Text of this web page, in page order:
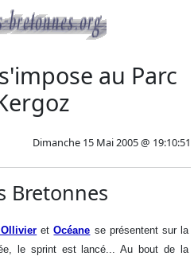
au Parc
Dimanche 15 Mai 2005 @ 19:10:51
Bretonnes
Ollivier etOcéane se présentent sur la
le sprint est lancé... Au bout de la